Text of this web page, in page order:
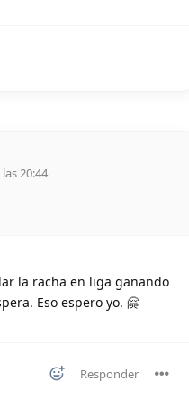
20:44
la racha en liga ganando
Eso espero yo. 🤗
Responder